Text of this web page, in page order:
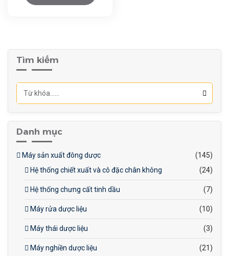
Mối hàn chắc chắn: Đảm
thống điều chỉnh ngọn lửa
tối ưu.
Dễ vận hành: Thiết kế tự
động, giao diện thân thiện.
chống gỉ, tuổi thọ dài.
Tìm kiếm
Danh mục
Máy sản xuất đông dược
(145)
Hệ thống chiết xuất và cô đặc chân không
(24)
Hệ thống chưng cất tinh dầu (7)
Máy rửa dược liệu (10)
Máy thái dược liệu (3)
Máy nghiền dược liệu (21)